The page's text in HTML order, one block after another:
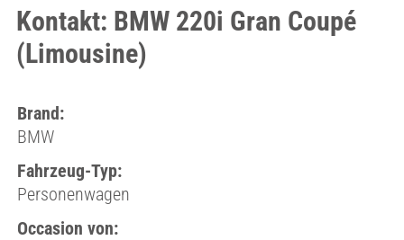
Kontakt: BMW 220i Gran Coupé
(Limousine)
Brand:
BMW
Fahrzeug-Typ:
Personenwagen
Occasion von: